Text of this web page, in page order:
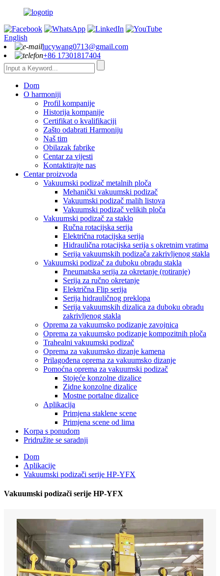
English
lucywang0713@gmail.com
+86 17301817404
Dom
O harmoniji
Profil kompanije
Historija kompanije
Certifikat o kvalifikaciji
Zašto odabrati Harmoniju
Naš tim
Obilazak fabrike
Centar za vijesti
Kontaktirajte nas
Centar proizvoda
Vakuumski podizač metalnih ploča
Mehanički vakuumski podizač
Vakuumski podizač malih listova
Vakuumski podizač velikih ploča
Vakuumski podizač za staklo
Ručna rotacijska serija
Električna rotacijska serija
Hidraulična rotacijska serija s okretnim vratima
Serija vakuumskih podizača zakrivljenog stakla
Vakuumski podizač za duboku obradu stakla
Pneumatska serija za okretanje (rotiranje)
Serija za ručno okretanje
Električna Flip serija
Serija hidrauličnog preklopa
Serija vakuumskih dizalica za duboku obradu
zakrivljenog stakla
Oprema za vakuumsko podizanje zavojnica
Oprema za vakuumsko podizanje kompozitnih ploča
Trahealni vakuumski podizač
Oprema za vakuumsko dizanje kamena
Prilagođena oprema za vakuumsko dizanje
Pomoćna oprema za vakuumski podizač
Stojeće konzolne dizalice
Zidne konzolne dizalice
Mostne portalne dizalice
Aplikacija
Primjena staklene scene
Primjena scene od lima
Korpa s ponudom
Pridružite se saradnji
Dom
Aplikacije
Vakuumski podizači serije HP-YFX
Vakuumski podizači serije HP-YFX